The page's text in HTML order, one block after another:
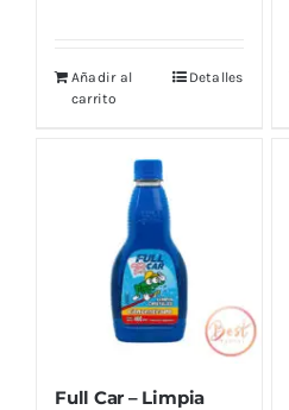
Añadir al
carrito
Detalles
Full Car – Limpia